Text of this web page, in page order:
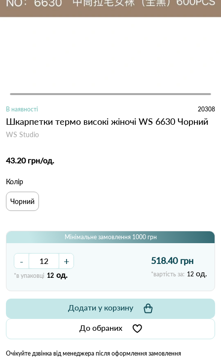
В наявності 20308
Шкарпетки термо високі жіночі WS 6630 Чорний
WS Studio
43.20 грн/од.
Колір
Чорний
Мінімальне замовлення 1000 грн
- +
*в упаковці 12 од.
518.40 грн
*вартість за: 12 од.
До обраних
Додати у корзину
Очікуйте дзвінка від менеджера після оформлення замовлення